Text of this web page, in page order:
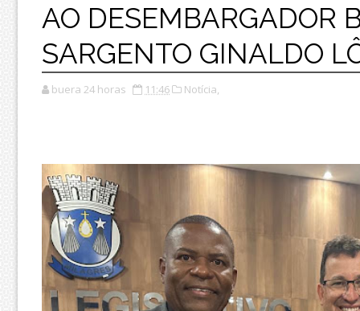
AO DESEMBARGADOR
SARGENTO GINALDO
buera 24 horas 11:46 Notícia,